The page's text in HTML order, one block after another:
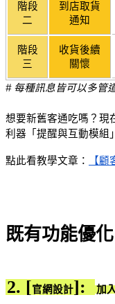
階段
二
到店取貨
通知
階段
三
收貨後續
關懷
# 每種訊息皆可以多管
想要新舊客通吃嗎？現
利器「提醒與互動模組
點此看教學文章： 【
既有功能優化
2. [官網設計]: 加